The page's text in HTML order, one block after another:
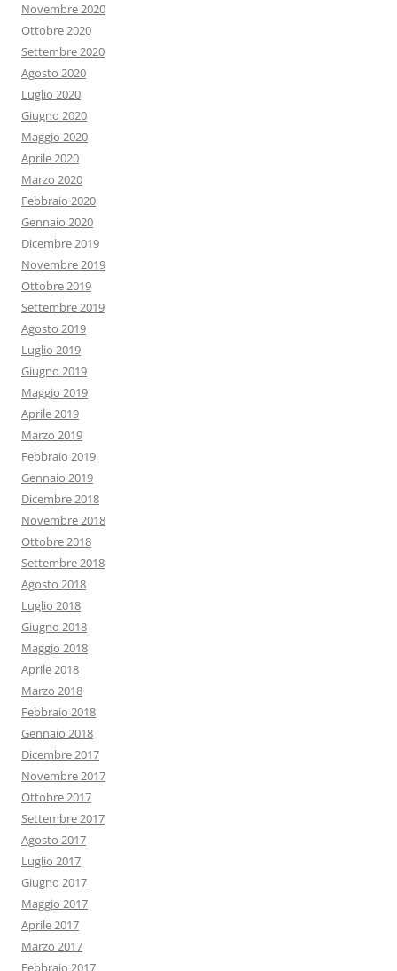
Novembre 2020
Ottobre 2020
Settembre 2020
Agosto 2020
Luglio 2020
Giugno 2020
Maggio 2020
Aprile 2020
Marzo 2020
Febbraio 2020
Gennaio 2020
Dicembre 2019
Novembre 2019
Ottobre 2019
Settembre 2019
Agosto 2019
Luglio 2019
Giugno 2019
Maggio 2019
Aprile 2019
Marzo 2019
Febbraio 2019
Gennaio 2019
Dicembre 2018
Novembre 2018
Ottobre 2018
Settembre 2018
Agosto 2018
Luglio 2018
Giugno 2018
Maggio 2018
Aprile 2018
Marzo 2018
Febbraio 2018
Gennaio 2018
Dicembre 2017
Novembre 2017
Ottobre 2017
Settembre 2017
Agosto 2017
Luglio 2017
Giugno 2017
Maggio 2017
Aprile 2017
Marzo 2017